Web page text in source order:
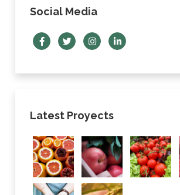
Social Media
Latest Proyects